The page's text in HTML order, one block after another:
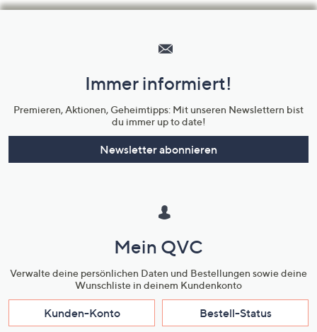
Unternehmensinformationen
Immer informiert!
Premieren, Aktionen, Geheimtipps: Mit unseren Newslettern bist
du immer up to date!
Newsletter abonnieren
Mein QVC
Verwalte deine persönlichen Daten und Bestellungen sowie deine
Wunschliste in deinem Kundenkonto
Kunden-Konto Bestell-Status